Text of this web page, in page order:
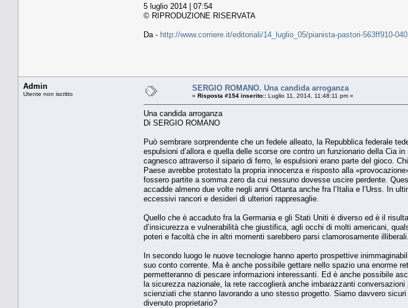
5 luglio 2014 | 07:54
© RIPRODUZIONE RISERVATA
Da - http://www.corriere.it/editoriali/14_luglio_05/pianista-pastori-563ff910-
Admin
Utente non iscritto
SERGIO ROMANO. Una candida arroganza
« Risposta #154 inserito:: Luglio 11, 2014, 11:48:11 pm »
Una candida arroganza
Di SERGIO ROMANO
Può sembrare sorprendente che un fedele alleato, la Repubblica federale
espulsioni d’allora e quella delle scorse ore contro un funzionario della Cia
cagnesco attraverso il sipario di ferro, le espulsioni erano parte del gioco.
Paese avrebbe protestato la propria innocenza e risposto alla
fossero partite a somma zero da cui nessuno dovesse uscire perdente.
accadde almeno due volte negli anni Ottanta anche fra l’Italia e l’Urss. In
eccessivi rancori e desideri di ulteriori rappresaglie.
Quello che è accaduto fra la Germania e gli Stati Uniti è diverso ed è il
d’insicurezza e vulnerabilità che giustifica, agli occhi di molti americani,
poteri e facoltà che in altri momenti sarebbero parsi clamorosamente illiberali.
In secondo luogo le nuove tecnologie hanno aperto prospettive
suo conto corrente. Ma è anche possibile gettare nello spazio una enorme
permetteranno di pescare informazioni interessanti. Ed è anche possibile
la sicurezza nazionale, la rete raccoglierà anche imbarazzanti
scienziati che stanno lavorando a uno stesso progetto. Siamo davvero
divenuto proprietario?